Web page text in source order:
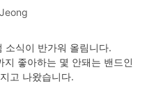
소식이 반가워 올림니다.
좋아하는 몇 안돼는 밴드인
고 나왔습니다.